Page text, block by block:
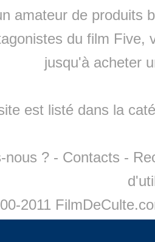
amateur de produits
du film Five,
jusqu'à acheter
est listé dans la
nous ? - Contacts -
2011